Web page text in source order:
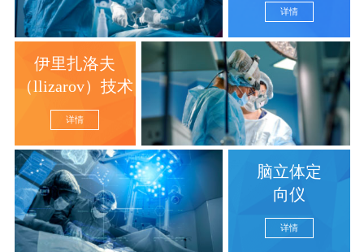
详情
伊里扎洛夫
（llizarov）技术
详情
脑立体定
向仪
详情